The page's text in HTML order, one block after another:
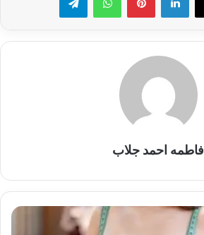
فاطمه احمد جلاب